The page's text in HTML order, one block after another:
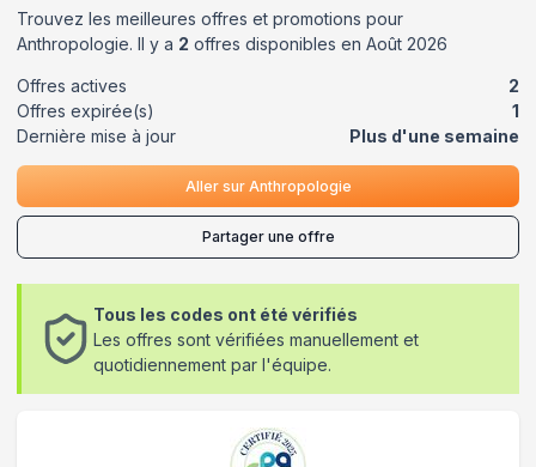
Trouvez les meilleures offres et promotions pour
Anthropologie. Il y a 2 offres disponibles en Août 2026
Offres actives
2
Offres expirée(s)
1
Dernière mise à jour
Plus d'une semaine
Aller sur Anthropologie
Partager une offre
Tous les codes ont été vérifiés
Les offres sont vérifiées manuellement et
quotidiennement par l'équipe.